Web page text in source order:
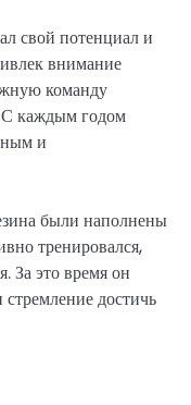
свой потенциал и
внимание
команду
С каждым годом
и
были наполнены
тренировался,
За это время он
достичь